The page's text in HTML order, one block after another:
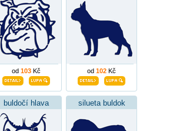
od 103 Kč od 102 Kč
buldočí hlava silueta buldok